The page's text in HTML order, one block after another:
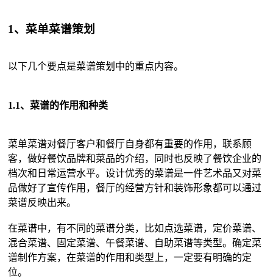
1、菜单菜谱策划
以下几个要点是菜谱策划中的重点内容。
1.1、菜谱的作用和种类
菜单菜谱对餐厅客户和餐厅自身都有重要的作用，联系顾
客，做好餐饮品牌和菜品的介绍，同时也反映了餐饮企业的
档次和日常运营水平。设计优秀的菜谱是一件艺术品又对菜
品做好了宣传作用，餐厅的经营方针和装饰形象都可以通过
菜谱反映出来。
在菜谱中，有不同的菜谱分类，比如点选菜谱，定价菜谱、
混合菜谱、固定菜谱、午餐菜谱、自助菜谱等类型。确定菜
谱制作方案，在菜谱的作用和类型上，一定要有明确的定
位。